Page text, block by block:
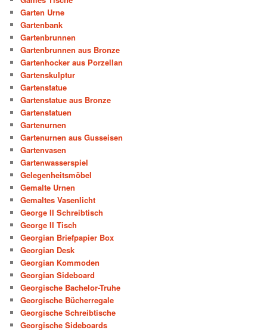
Garten Urne
Gartenbank
Gartenbrunnen
Gartenbrunnen aus Bronze
Gartenhocker aus Porzellan
Gartenskulptur
Gartenstatue
Gartenstatue aus Bronze
Gartenstatuen
Gartenurnen
Gartenurnen aus Gusseisen
Gartenvasen
Gartenwasserspiel
Gelegenheitsmöbel
Gemalte Urnen
Gemaltes Vasenlicht
George II Schreibtisch
George II Tisch
Georgian Briefpapier Box
Georgian Desk
Georgian Kommoden
Georgian Sideboard
Georgische Bachelor-Truhe
Georgische Bücherregale
Georgische Schreibtische
Georgische Sideboards